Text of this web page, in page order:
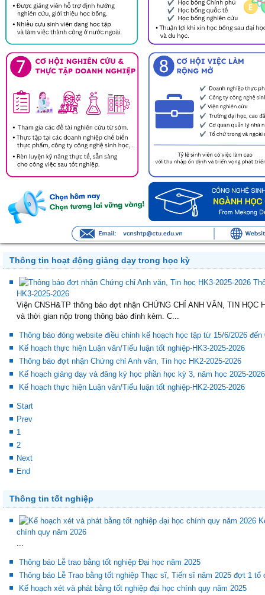
Thông tin hoạt động giảng dạy trong học kỳ
HK3-2025-2026
Viện CNSH&TP thông báo đợt nhận CHỨNG CHỈ ANH VĂN, TIN HỌC
Thông báo đóng website điều chỉnh kế hoạch học tập từ 15/6/2026 đến
Kế hoạch thực hiện Luận văn/Tiểu luận tốt nghiệp-HK3-2025-2026
Thông báo đợt nhận Chứng chỉ Anh văn, Tin học HK2-2025-2026
Kế hoạch giảng dạy và đăng ký học phần học kỳ 3, năm học 2025-2026
Start
Prev
1
2
Next
Thông tin tốt nghiệp
chính quy năm 2026
Thông báo Lễ trao bằng tốt nghiệp Đại học năm 2025
Thông báo Lễ Trao bằng tốt nghiệp Thạc sĩ, Tiến sĩ năm 2025 đợt 1 tổ